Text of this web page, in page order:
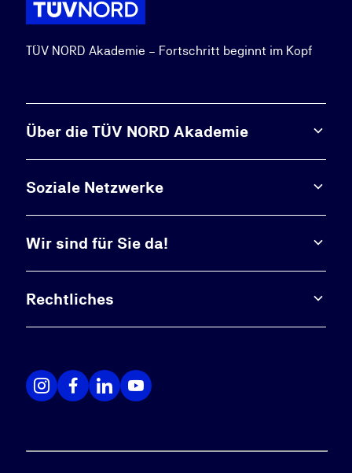
TÜV NORD Akademie – Fortschritt beginnt im Kopf
Über die TÜV NORD Akademie
Soziale Netzwerke
Wir sind für Sie da!
Rechtliches